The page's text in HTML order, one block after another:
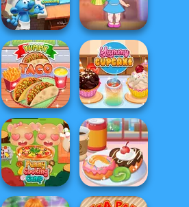
Apple Pie
Nigiri Sushi
The Smurfs:
Cooking
Baby Holly
Feeding Time
Yummy Taco Yummy Cupcake